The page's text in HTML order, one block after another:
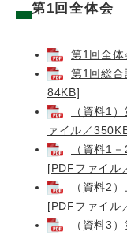
第1回全体会
第1回全
第1回総合
84KB]
（資料1
ァイル／
（資料1
[PDFファイル
（資料2
[PDFファイル
（資料3